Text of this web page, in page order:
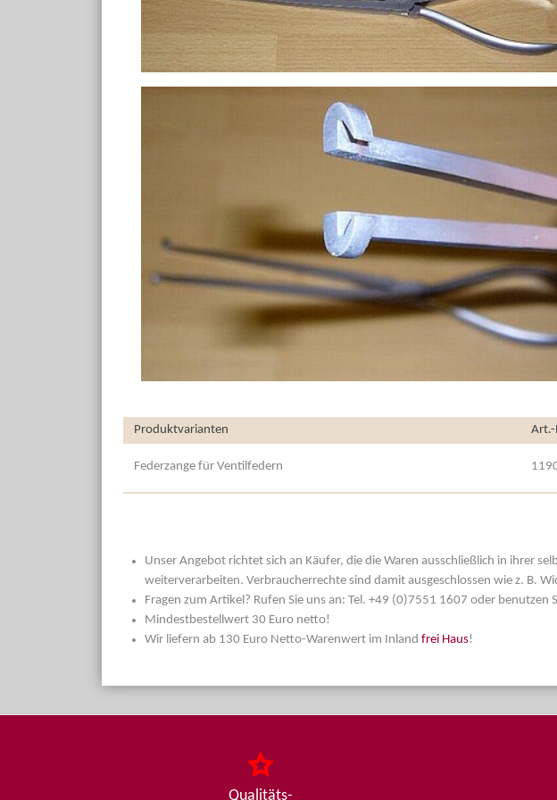
Produktvarianten Art.-
Federzange für Ventilfedern
Unser Angebot richtet sich an Käufer, die die Waren ausschließlich in ihrer
weiterverarbeiten. Verbraucherrechte sind damit ausgeschlossen wie z. B.
Fragen zum Artikel? Rufen Sie uns an: Tel. +49 (0)7551 1607 oder benutzen
Mindestbestellwert 30 Euro netto!
Wir liefern ab 130 Euro Netto-Warenwert im Inland frei Haus!
Qualitäts-